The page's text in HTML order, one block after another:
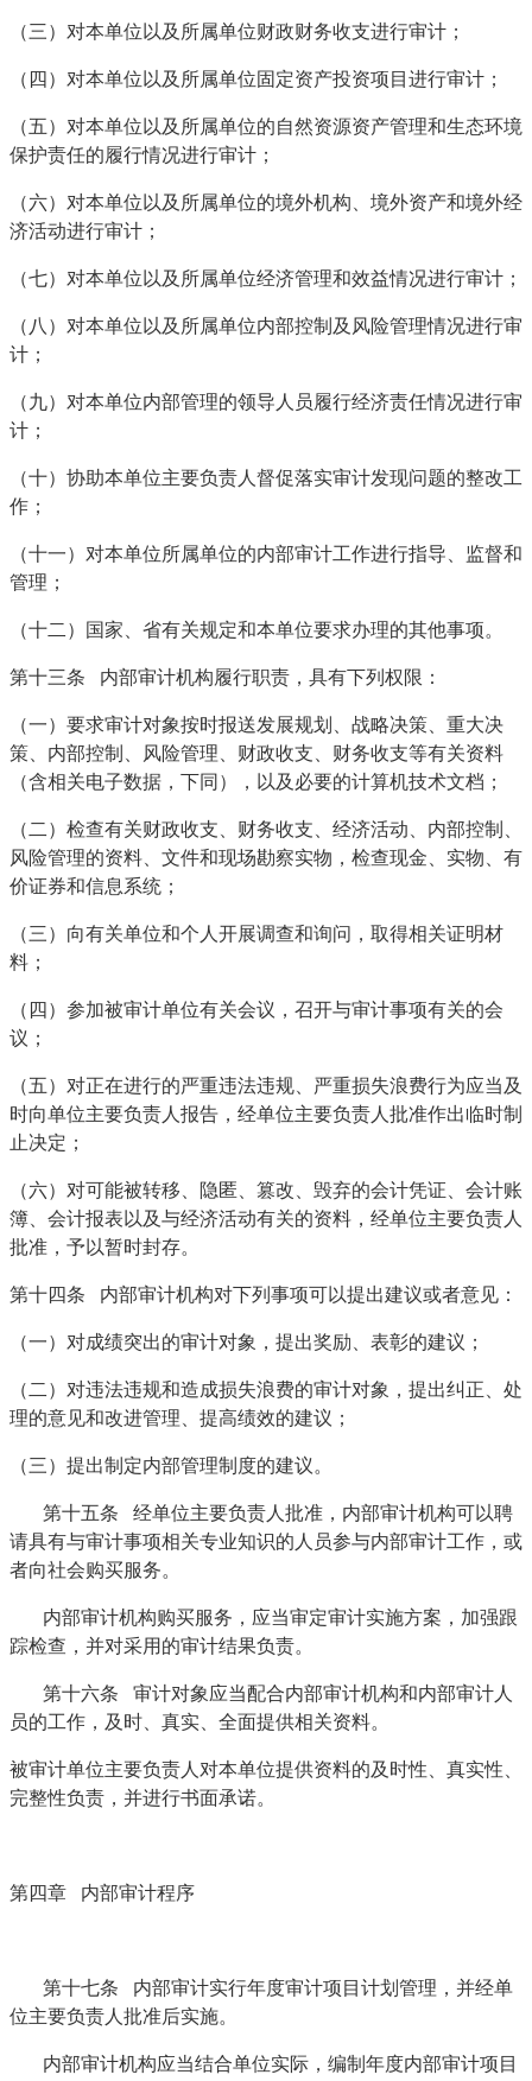
（三）对本单位以及所属单位财政财务收支进行审计；
（四）对本单位以及所属单位固定资产投资项目进行审计；
（五）对本单位以及所属单位的自然资源资产管理和生态环境
保护责任的履行情况进行审计；
（六）对本单位以及所属单位的境外机构、境外资产和境外经
济活动进行审计；
（七）对本单位以及所属单位经济管理和效益情况进行审计；
（八）对本单位以及所属单位内部控制及风险管理情况进行审
计；
（九）对本单位内部管理的领导人员履行经济责任情况进行审
计；
（十）协助本单位主要负责人督促落实审计发现问题的整改工
作；
（十一）对本单位所属单位的内部审计工作进行指导、监督和
管理；
（十二）国家、省有关规定和本单位要求办理的其他事项。
第十三条 内部审计机构履行职责，具有下列权限：
（一）要求审计对象按时报送发展规划、战略决策、重大决
策、内部控制、风险管理、财政收支、财务收支等有关资料
（含相关电子数据，下同），以及必要的计算机技术文档；
（二）检查有关财政收支、财务收支、经济活动、内部控制、
风险管理的资料、文件和现场勘察实物，检查现金、实物、有
价证券和信息系统；
（三）向有关单位和个人开展调查和询问，取得相关证明材
料；
（四）参加被审计单位有关会议，召开与审计事项有关的会
议；
（五）对正在进行的严重违法违规、严重损失浪费行为应当及
时向单位主要负责人报告，经单位主要负责人批准作出临时制
止决定；
（六）对可能被转移、隐匿、篡改、毁弃的会计凭证、会计账
簿、会计报表以及与经济活动有关的资料，经单位主要负责人
批准，予以暂时封存。
第十四条 内部审计机构对下列事项可以提出建议或者意见：
（一）对成绩突出的审计对象，提出奖励、表彰的建议；
（二）对违法违规和造成损失浪费的审计对象，提出纠正、处
理的意见和改进管理、提高绩效的建议；
（三）提出制定内部管理制度的建议。
第十五条 经单位主要负责人批准，内部审计机构可以聘
请具有与审计事项相关专业知识的人员参与内部审计工作，或
者向社会购买服务。
内部审计机构购买服务，应当审定审计实施方案，加强跟
踪检查，并对采用的审计结果负责。
第十六条 审计对象应当配合内部审计机构和内部审计人
员的工作，及时、真实、全面提供相关资料。
被审计单位主要负责人对本单位提供资料的及时性、真实性、
完整性负责，并进行书面承诺。
第四章 内部审计程序
第十七条 内部审计实行年度审计项目计划管理，并经单
位主要负责人批准后实施。
内部审计机构应当结合单位实际，编制年度内部审计项目